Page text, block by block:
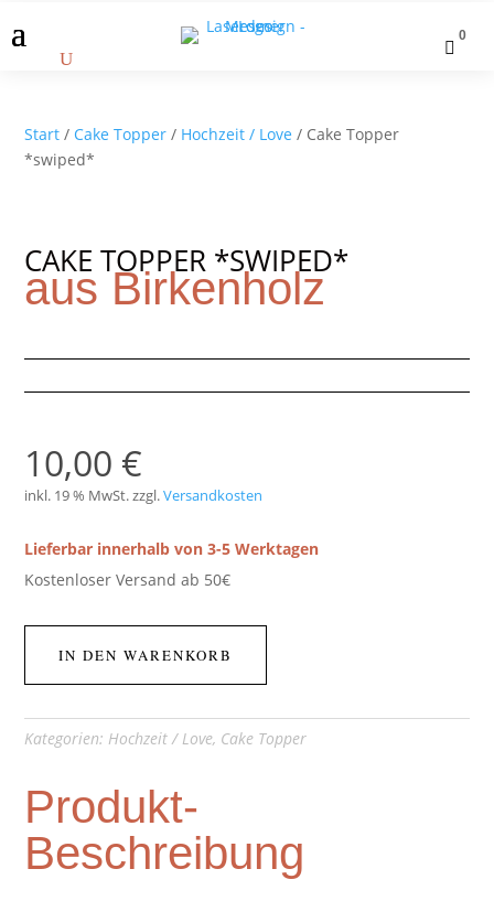

0
Start / Cake Topper / Hochzeit / Love / Cake Topper
*swiped*
CAKE TOPPER *SWIPED*
aus Birkenholz
10,00 €
inkl. 19 % MwSt. zzgl.Versandkosten
Lieferbar innerhalb von 3-5 Werktagen
Kostenloser Versand ab 50€
IN DEN WARENKORB
Kategorien: Hochzeit / Love, Cake Topper
Produkt-
Beschreibung